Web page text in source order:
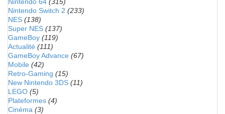
Nintendo Switch 2 (233)
NES (138)
Super NES (137)
GameBoy (119)
Actualité (111)
GameBoy Advance (67)
Mobile (42)
Retro-Gaming (15)
New Nintendo 3DS (11)
LEGO (5)
Plateformes (4)
Cinéma (3)